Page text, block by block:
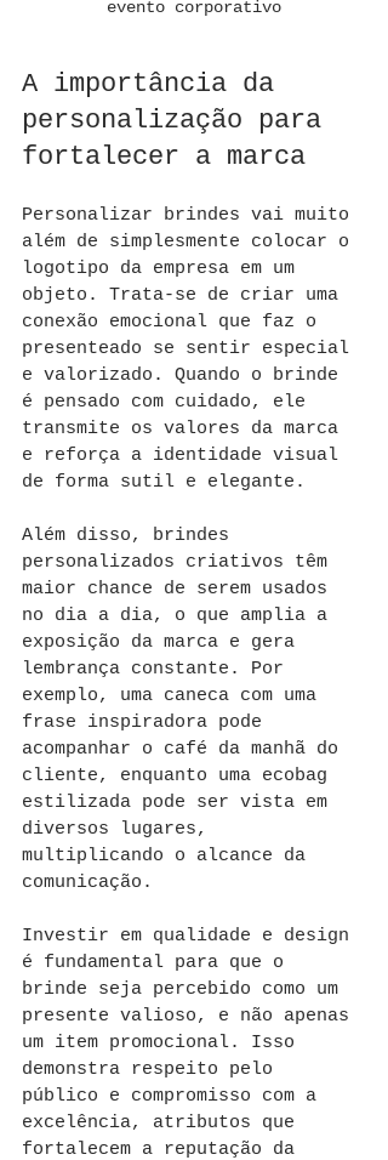
evento corporativo
A importância da
personalização para
fortalecer a marca
Personalizar brindes vai muito
além de simplesmente colocar o
logotipo da empresa em um
objeto. Trata-se de criar uma
conexão emocional que faz o
presenteado se sentir especial
e valorizado. Quando o brinde
é pensado com cuidado, ele
transmite os valores da marca
e reforça a identidade visual
de forma sutil e elegante.
Além disso, brindes
personalizados criativos têm
maior chance de serem usados
no dia a dia, o que amplia a
exposição da marca e gera
lembrança constante. Por
exemplo, uma caneca com uma
frase inspiradora pode
acompanhar o café da manhã do
cliente, enquanto uma ecobag
estilizada pode ser vista em
diversos lugares,
multiplicando o alcance da
comunicação.
Investir em qualidade e design
é fundamental para que o
brinde seja percebido como um
presente valioso, e não apenas
um item promocional. Isso
demonstra respeito pelo
público e compromisso com a
excelência, atributos que
fortalecem a reputação da